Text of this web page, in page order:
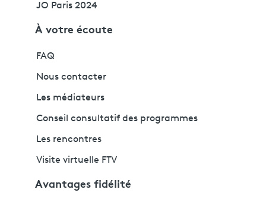
JO Paris 2024
À votre écoute
FAQ
Nous contacter
Les médiateurs
Conseil consultatif des programmes
Les rencontres
Visite virtuelle FTV
Avantages fidélité